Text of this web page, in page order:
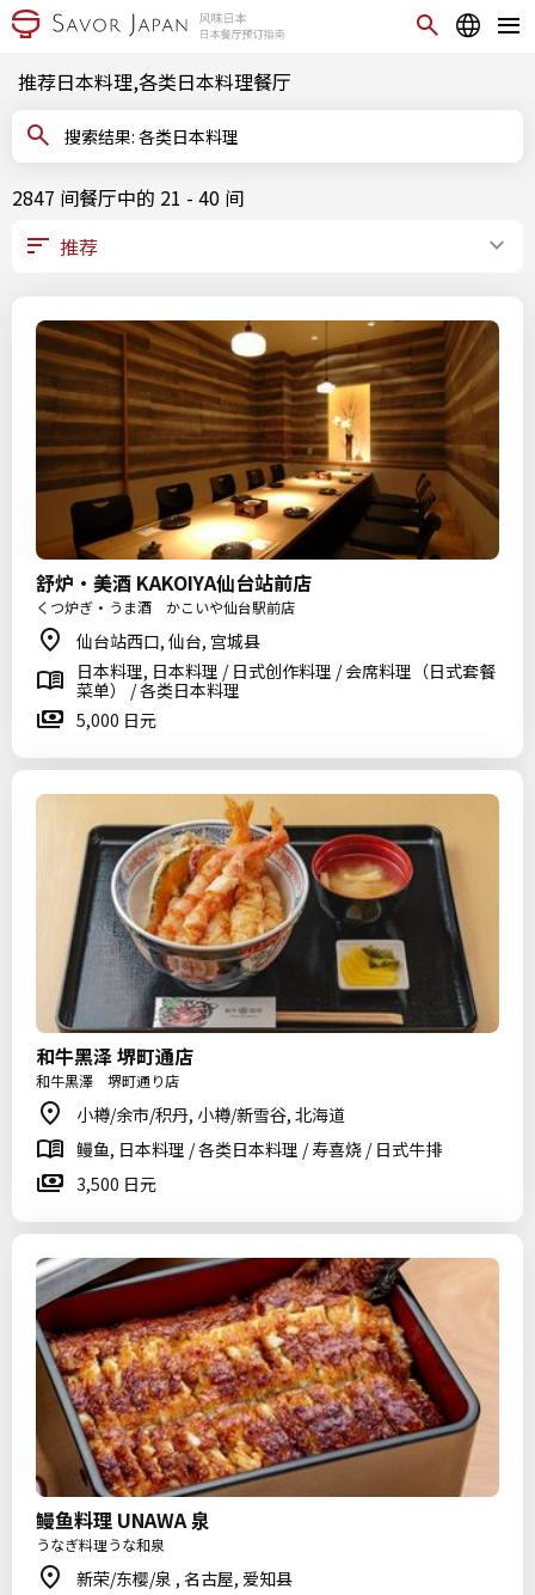
推荐日本料理,各类日本料理餐厅
搜索结果: 各类日本料理
2847 间餐厅中的 21 - 40 间
舒炉·美酒 KAKOIYA仙台站前店
くつ炉ぎ・うま酒 かこいや仙台駅前店
仙台站西口, 仙台, 宫城县
日本料理, 日本料理 / 日式创作料理 / 会席料理（日式套餐
菜单） / 各类日本料理
5,000 日元
和牛黑泽 堺町通店
和牛黒澤 堺町通り店
小樽/余市/积丹, 小樽/新雪谷, 北海道
鳗鱼, 日本料理 / 各类日本料理 / 寿喜烧 / 日式牛排
3,500 日元
鳗鱼料理 UNAWA 泉
うなぎ料理うな和泉
新荣/东樱/泉 , 名古屋, 爱知县